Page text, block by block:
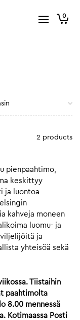
0
2 products
pienpaahtimo,
keskittyy
ja luontoa
kahveja moneen
luomu- ja
ja
yhteisöä sekä
Tiistaihin
paahtimolta
8.00 mennessä
Kotimaassa Posti